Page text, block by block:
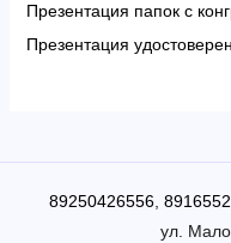
Презентация папок с
Презентация
89250426556,
ул.